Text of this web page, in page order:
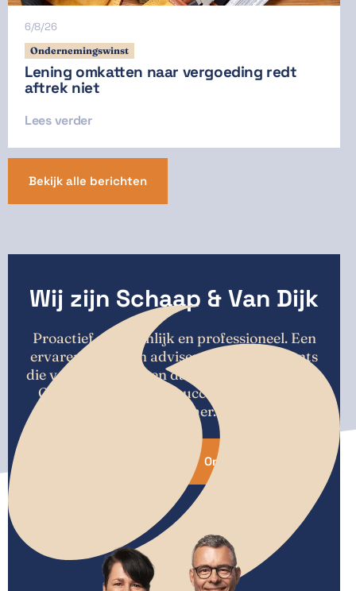
6/8/26
Ondernemingswinst
Lening omkatten naar vergoeding redt
aftrek niet
Lees verder
Bekijk alle berichten
Wij zijn Schaap & Van Dijk
Proactief, persoonlijk en professioneel. Een
ervaren team van adviseurs en accountants
die veel verder kijken dan jouw jaarrekening.
Ons doel? Financieel succes voor jouw als
ondernemer.
Ons team